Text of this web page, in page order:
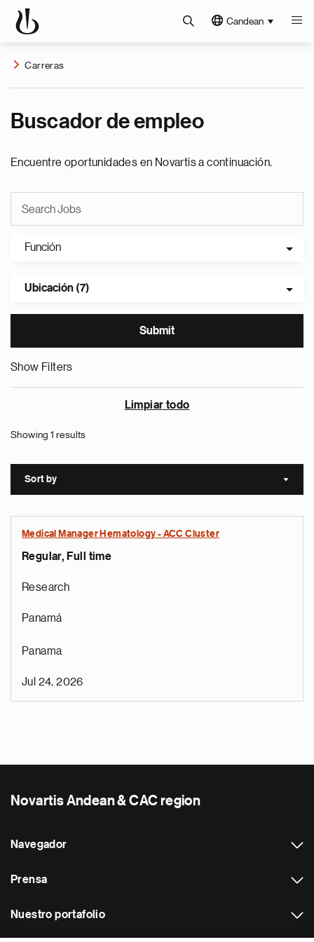
Candean
Carreras
Buscador de empleo
Encuentre oportunidades en Novartis a continuación.
Función
Ubicación (7)
Show Filters
Limpiar todo
Showing 1 results
Sort by Sort
Medical Manager Hematology - ACC Cluster
Regular, Full time
Research
Panamá
Panama
Jul 24, 2026
Novartis Andean & CAC region
Navegador
Prensa
Nuestro portafolio